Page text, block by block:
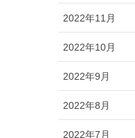
2022年11月
2022年10月
2022年9月
2022年8月
2022年7月